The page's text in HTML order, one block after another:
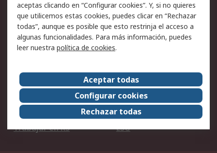
Aviso legal
Política de privacidad -
Actualizada
Política sobre cookies
Seguridad de emails
Certificaciones de
Condiciones de venta
Acerca de RS
Acerca de RS
RS Group
RS en el mundo
Sala de prensa
Trabajar en RS
ESG
aceptas clicando en “Configurar cookies”. Y, si no quieres
que utilicemos estas cookies, puedes clicar en “Rechazar
todas”, aunque es posible que esto restrinja el acceso a
algunas funcionalidades. Para más información, puedes
leer nuestra política de cookies.
Aceptar todas
Configurar cookies
Rechazar todas